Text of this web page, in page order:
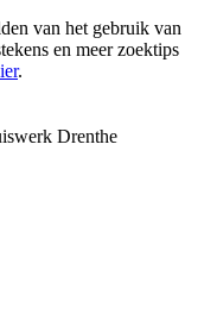
van het gebruik van
en meer zoektips
.
Drenthe